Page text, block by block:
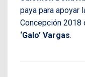
paya para apoyar
Concepción 2018
‘Galo’ Vargas.